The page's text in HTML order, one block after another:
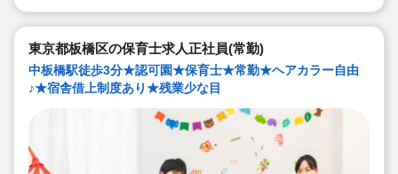
東京都板橋区の保育士求人正社員(常勤)
中板橋駅徒歩3分★認可園★保育士★常勤★ヘアカラー自由
♪★宿舎借上制度あり★残業少な目